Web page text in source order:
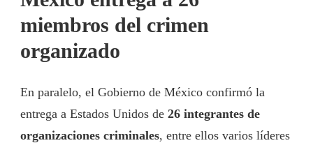
miembros del crimen
organizado
En paralelo, el Gobierno de México confirmó la
entrega a Estados Unidos de 26 integrantes de
organizaciones criminales, entre ellos varios líderes